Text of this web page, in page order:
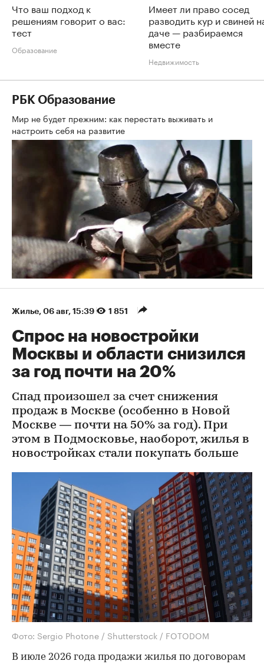
Что ваш подход к
решениям говорит о вас:
тест
Образование
Имеет ли право сосед
разводить кур и свиней
даче — разбираемся
вместе
Недвижимость
РБК Образование
Мир не будет прежним: как перестать выживать и
настроить себя на развитие
Жилье 06 авг, 15:39 1 851
Спрос на новостройки
Москвы и области снизился
за год почти на 20%
Спад произошел за счет снижения
продаж в Москве (особенно в Новой
Москве — почти на 50% за год). При
этом в Подмосковье, наоборот, жилья в
новостройках стали покупать больше
Фото: Sergio Photone / Shutterstock / FOTODOM
В июле 2026 года продажи жилья по договорам